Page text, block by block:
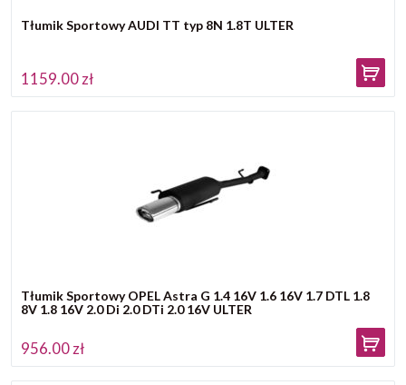
Tłumik Sportowy AUDI TT typ 8N 1.8T ULTER
1159.00 zł
Tłumik Sportowy OPEL Astra G 1.4 16V 1.6 16V 1.7 DTL 1.8
8V 1.8 16V 2.0 Di 2.0 DTi 2.0 16V ULTER
956.00 zł